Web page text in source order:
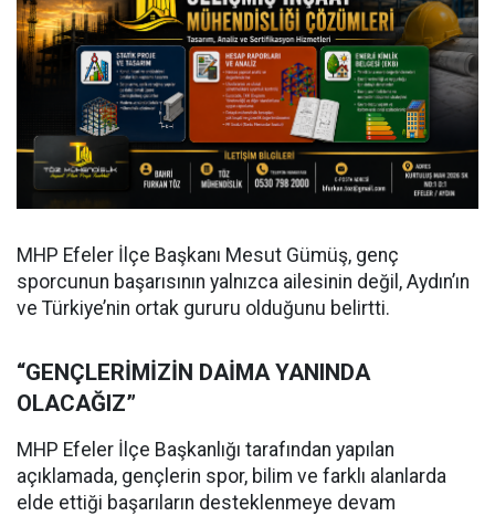
MHP Efeler İlçe Başkanı Mesut Gümüş, genç
sporcunun başarısının yalnızca ailesinin değil, Aydın’ın
ve Türkiye’nin ortak gururu olduğunu belirtti.
“GENÇLERİMİZİN DAİMA YANINDA
OLACAĞIZ”
MHP Efeler İlçe Başkanlığı tarafından yapılan
açıklamada, gençlerin spor, bilim ve farklı alanlarda
elde ettiği başarıların desteklenmeye devam